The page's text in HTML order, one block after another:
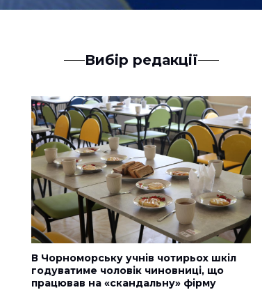
Вибір редакції
В Чорноморську учнів чотирьох шкіл
годуватиме чоловік чиновниці, що
працював на «скандальну» фірму